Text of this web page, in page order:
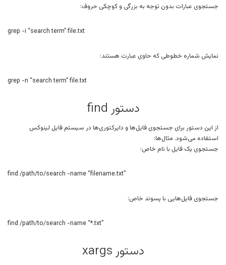
جستجوی عبارات بدون توجه به بزرگی و کوچکی حروف:
grep -i “search term” file.txt
نمایش شماره خطوطی که حاوی عبارت هستند:
grep -n “search term” file.txt
دستور find
از این دستور برای جستجوی فایل‌ها و دایرکتوری‌ها در سیستم فایل لینوکس
استفاده می‌شود. مثال‌ها:
جستجوی یک فایل با نام خاص:
find /path/to/search -name “filename.txt”
جستجوی فایل‌هایی با پسوند خاص:
find /path/to/search -name “*.txt”
دستور xargs